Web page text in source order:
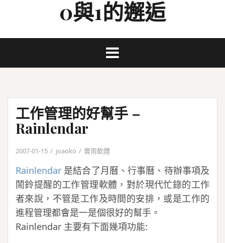
0與1的邂逅
工作管理的好幫手 –
Rainlendar
2007-01-15 joaoko 實用軟體
Rainlendar 是結合了月曆、行事曆、待辦事項及
鬧鈴提醒的工作管理軟體，對於現代忙錄的工作
者來說，不管是工作及時間的安排，或是工作的
進程管理都會是一是個很好的幫手。
Rainlendar 主要有下面幾項功能: